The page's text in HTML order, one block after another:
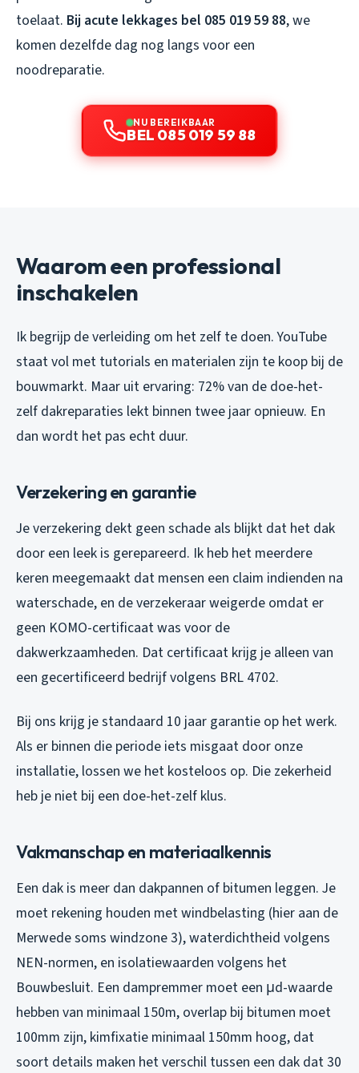
toelaat. Bij acute lekkages bel 085 019 59 88, we
komen dezelfde dag nog langs voor een
noodreparatie.
NU BEREIKBAAR
BEL 085 019 59 88
Waarom een professional
inschakelen
Ik begrijp de verleiding om het zelf te doen. YouTube
staat vol met tutorials en materialen zijn te koop bij de
bouwmarkt. Maar uit ervaring: 72% van de doe-het-
zelf dakreparaties lekt binnen twee jaar opnieuw. En
dan wordt het pas echt duur.
Verzekering en garantie
Je verzekering dekt geen schade als blijkt dat het dak
door een leek is gerepareerd. Ik heb het meerdere
keren meegemaakt dat mensen een claim indienden na
waterschade, en de verzekeraar weigerde omdat er
geen KOMO-certificaat was voor de
dakwerkzaamheden. Dat certificaat krijg je alleen van
een gecertificeerd bedrijf volgens BRL 4702.
Bij ons krijg je standaard 10 jaar garantie op het werk.
Als er binnen die periode iets misgaat door onze
installatie, lossen we het kosteloos op. Die zekerheid
heb je niet bij een doe-het-zelf klus.
Vakmanschap en materiaalkennis
Een dak is meer dan dakpannen of bitumen leggen. Je
moet rekening houden met windbelasting (hier aan de
Merwede soms windzone 3), waterdichtheid volgens
NEN-normen, en isolatiewaarden volgens het
Bouwbesluit. Een dampremmer moet een μd-waarde
hebben van minimaal 150m, overlap bij bitumen moet
100mm zijn, kimfixatie minimaal 150mm hoog, dat
soort details maken het verschil tussen een dak dat 30